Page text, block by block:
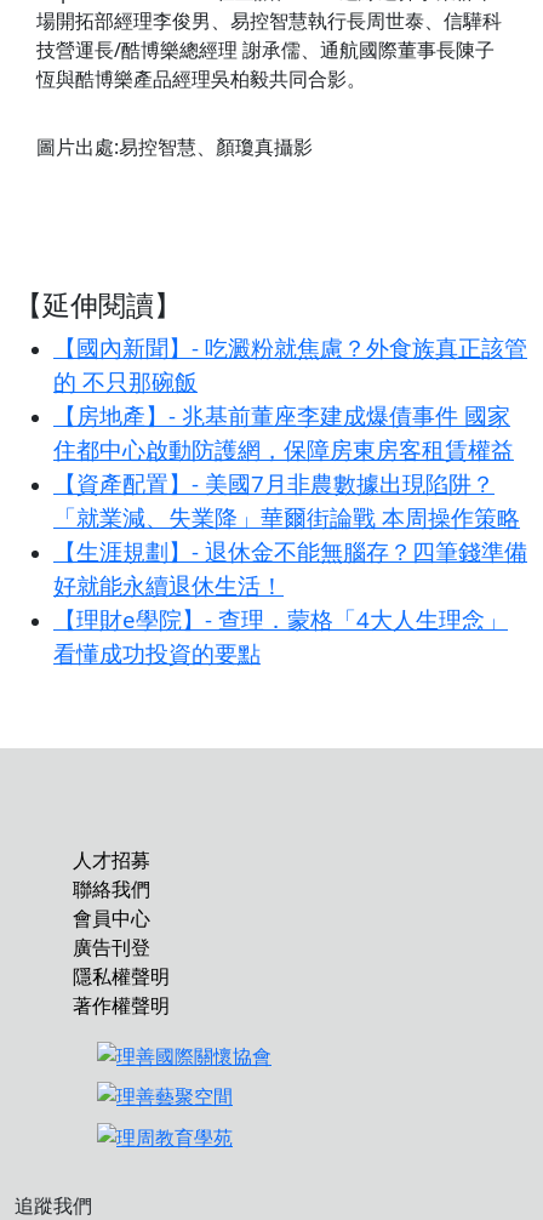
場開拓部經理李俊男、易控智慧執行長周世泰、信驊科
技營運長/酷博樂總經理 謝承儒、通航國際董事長陳子
恆與酷博樂產品經理吳柏毅共同合影。
圖片出處:易控智慧、顏瓊真攝影
【延伸閱讀】
【國內新聞】- 吃澱粉就焦慮？外食族真正該管
的 不只那碗飯
【房地產】- 兆基前董座李建成爆債事件 國家
住都中心啟動防護網，保障房東房客租賃權益
【資產配置】- 美國7月非農數據出現陷阱？
「就業減、失業降」華爾街論戰 本周操作策略
【生涯規劃】- 退休金不能無腦存？四筆錢準備
好就能永續退休生活！
【理財e學院】- 查理．蒙格「4大人生理念」
看懂成功投資的要點
人才招募
聯絡我們
會員中心
廣告刊登
隱私權聲明
著作權聲明
追蹤我們